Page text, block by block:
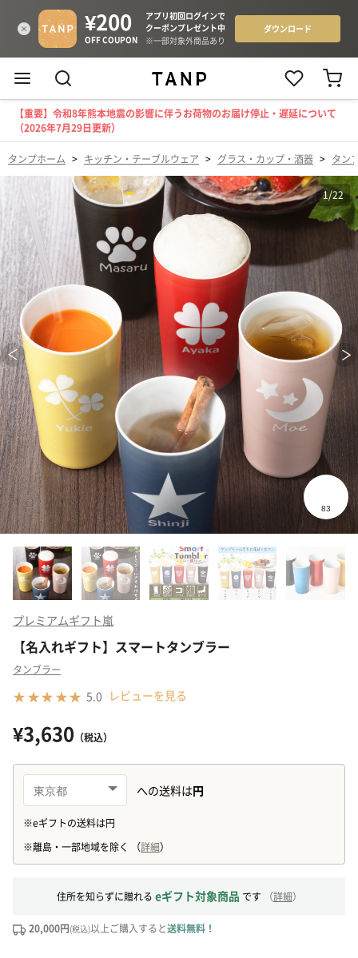
【重要】令和8年熊本地震の影響に伴うお荷物のお届け停止・遅延について
（2026年7月29日更新）
タンプホーム > キッチン・テーブルウェア > グラス・カップ・酒器 > タン
1/22
プレミアムギフト嵐
【名入れギフト】スマートタンブラー
タンブラー
5.0 レビューを見る
¥3,630 （税込）
住所を知らずに贈れる eギフト対象商品 です （詳細）
20,000円(税込)以上ご購入すると送料無料！